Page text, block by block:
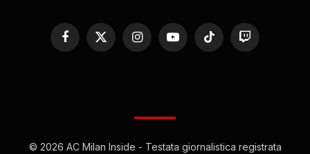
Facebook
X
InstagramYouTubeTikTok Twitch
© 2026 AC Milan Inside - Testata giornalistica registrata